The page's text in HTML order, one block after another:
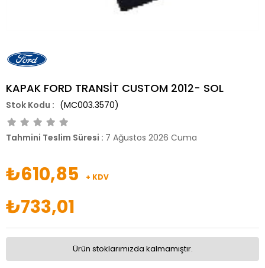
KAPAK FORD TRANSİT CUSTOM 2012- SOL
(MC003.3570)
Tahmini Teslim Süresi : 7 Ağustos 2026 Cuma
₺610,85 + KDV
₺733,01
Ürün stoklarımızda kalmamıştır.